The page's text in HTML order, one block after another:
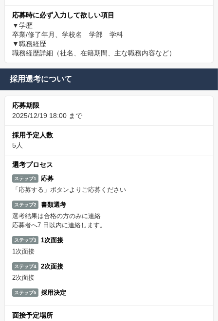
応募時に必ず入力して欲しい項目
▼学歴
卒業/修了年月、学校名 学部 学科
▼職務経歴
職務経歴詳細（社名、在籍期間、主な職務内容など）
採用選考について
応募期限
2025/12/19 18:00 まで
採用予定人数
5人
選考プロセス
ステップ1
応募
「応募する」ボタンよりご応募ください
ステップ2
書類選考
選考結果は合格の方のみに連絡
応募者へ7 日以内に連絡します。
ステップ3
1次面接
1次面接
ステップ4
2次面接
2次面接
ステップ5 採用決定
面接予定場所